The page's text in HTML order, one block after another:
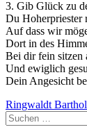
3. Gib Glück zu
Du Hoherpriester
Auf dass wir
Dort in des
Bei dir fein sitzen
Und ewiglich
Dein Angesicht
Ringwaldt